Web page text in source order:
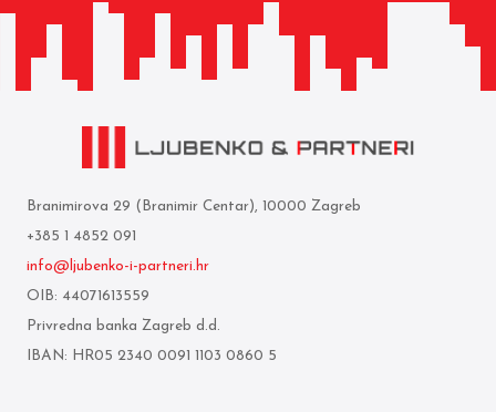
Branimirova 29 (Branimir Centar), 10000 Zagreb
+385 1 4852 091
info@ljubenko-i-partneri.hr
OIB: 44071613559
Privredna banka Zagreb d.d.
IBAN: HR05 2340 0091 1103 0860 5